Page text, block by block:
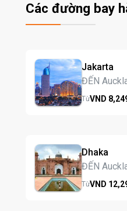
Các đường bay
Jakarta
ĐẾN
TừVND
Dhaka
ĐẾN
TừVND